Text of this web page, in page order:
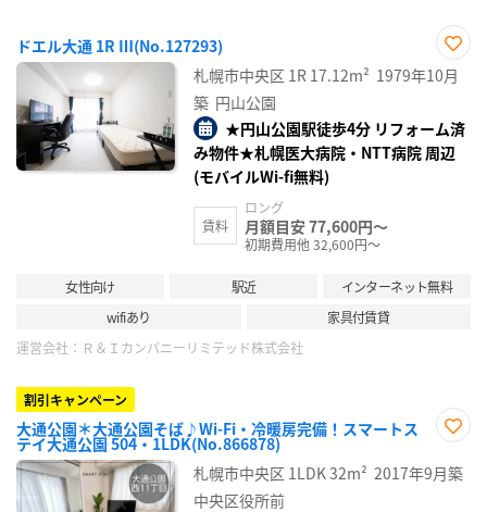
ドエル大通 1R Ⅲ(No.127293)
お気
に入
札幌市中央区 1R 17.12m² 1979年10月
築 円山公園
★円山公園駅徒歩4分 リフォーム済
み物件★札幌医大病院・NTT病院 周辺
(モバイルWi-fi無料)
賃料
ロング
月額目安 77,600円～
初期費用他 32,600円～
女性向け 駅近
インターネット無料
wifiあり
家具付賃貸
運営会社： Ｒ＆Ｉカンパニーリミテッド株式会社
割引キャンペーン
大通公園＊大通公園そば♪Wi-Fi・冷暖房完備！スマートス
テイ大通公園 504・1LDK(No.866878)
に入
り登
札幌市中央区 1LDK32m² 2017年9月築
中央区役所前